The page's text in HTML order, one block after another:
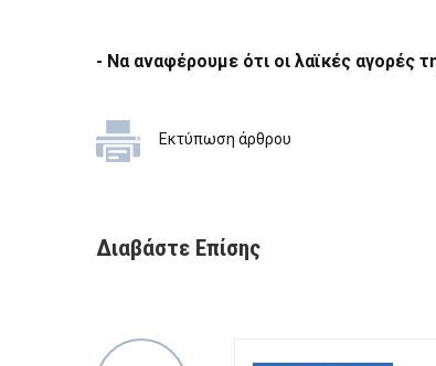
- Να αναφέρουμε ότι οι λαϊκές αγορές
Εκτύπωση άρθρου
Διαβάστε Επίσης